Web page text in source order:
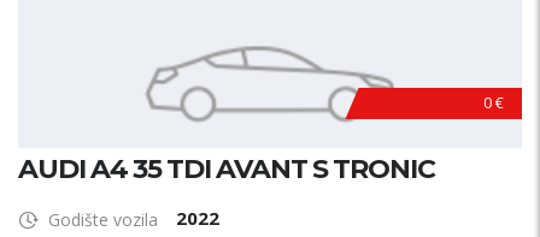
0 €
AUDI A4 35 TDI AVANT S TRONIC
Godište vozila 2022